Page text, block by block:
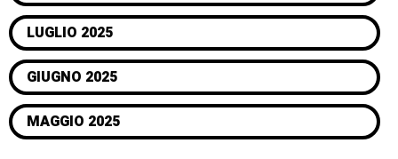
LUGLIO 2025
GIUGNO 2025
MAGGIO 2025